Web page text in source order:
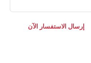
إرسال الاستفسار الآن